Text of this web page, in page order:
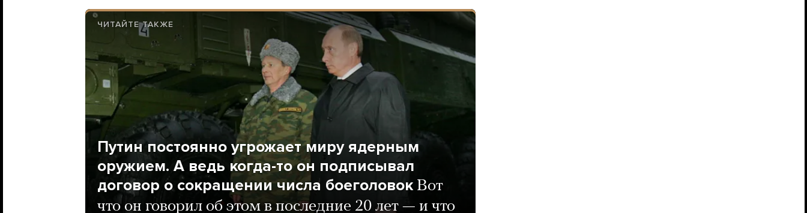
ЧИТАЙТЕ ТАКЖЕ
Путин постоянно угрожает миру ядерным
оружием. А ведь когда-то он подписывал
договор о сокращении числа боеголовок Вот
что он говорил об этом в последние 20 лет — и что